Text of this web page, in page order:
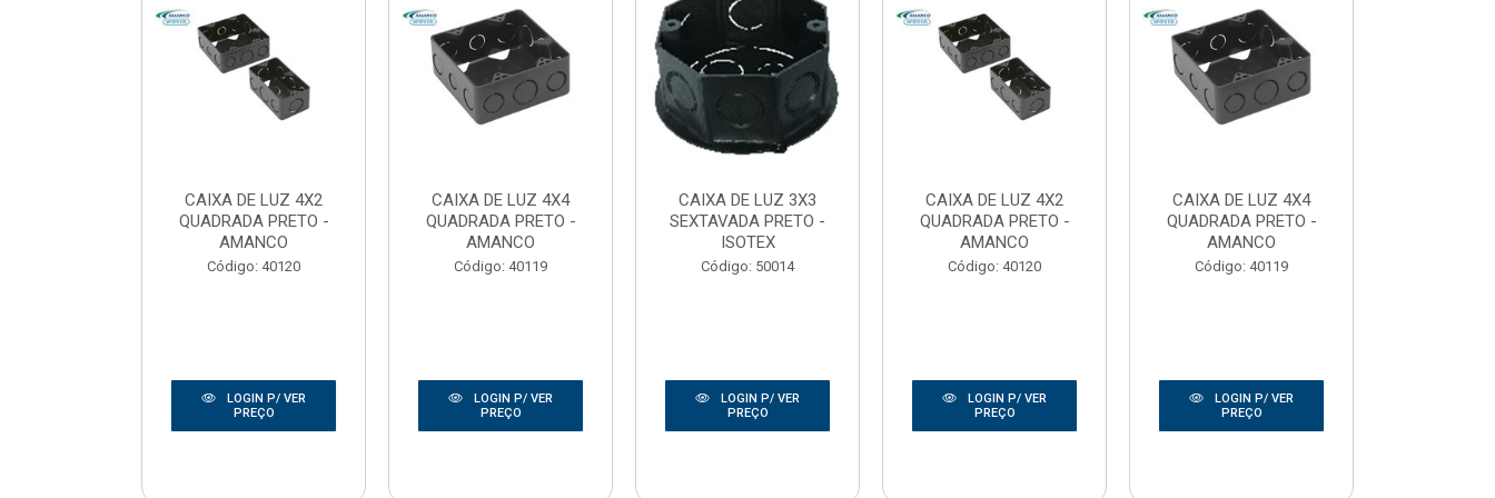
CAIXA DE LUZ 4X2
QUADRADA PRETO -
AMANCO
Código: 40120
LOGIN P/ VER
PREÇO
CAIXA DE LUZ 4X4
QUADRADA PRETO -
AMANCO
Código: 40119
LOGIN P/ VER
PREÇO
CAIXA DE LUZ 3X3
SEXTAVADA PRETO -
ISOTEX
Código: 50014
LOGIN P/ VER
PREÇO
CAIXA DE LUZ 4X2
QUADRADA PRETO -
AMANCO
Código: 40120
LOGIN P/ VER
PREÇO
CAIXA DE LUZ 4X4
QUADRADA PRETO -
AMANCO
Código: 40119
LOGIN P/ VER
PREÇO